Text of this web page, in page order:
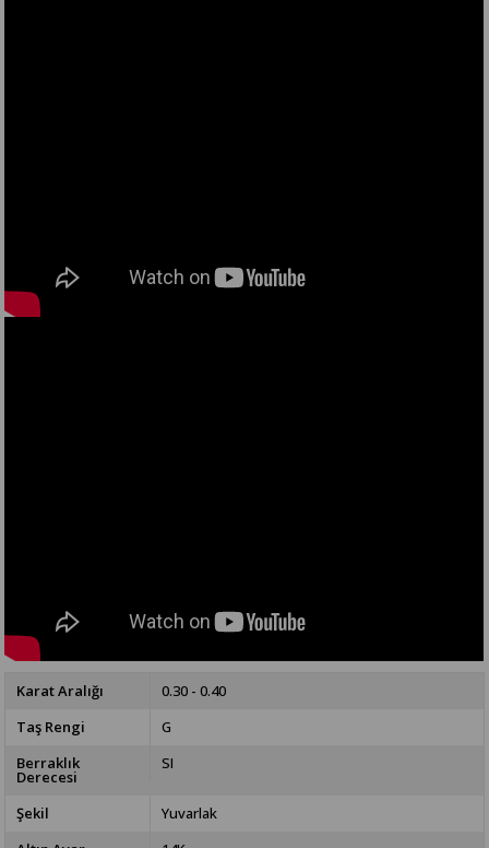
Karat Aralığı
0.30 - 0.40
Taş Rengi
G
Berraklık
Derecesi
SI
Şekil
Yuvarlak